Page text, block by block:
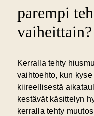
parempi
vaiheittain?
Kerralla tehty
vaihtoehto, kun
kiireellisestä
kestävät käsittelyn
kerralla tehty